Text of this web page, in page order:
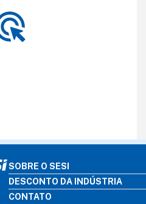
SOBRE O SESI
DESCONTO DA INDÚSTRIA
CONTATO